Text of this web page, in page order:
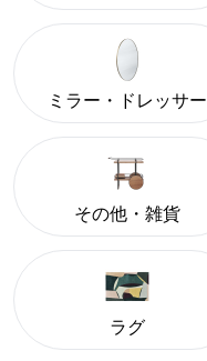
ミラー・ドレッサー
その他・雑貨
ラグ